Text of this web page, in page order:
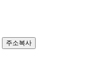
주소복사